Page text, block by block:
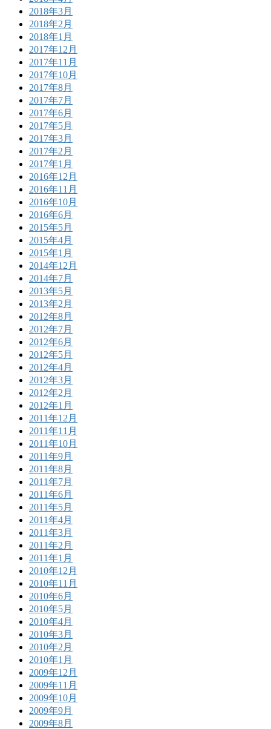
2018年3月
2018年2月
2018年1月
2017年12月
2017年11月
2017年10月
2017年8月
2017年7月
2017年6月
2017年5月
2017年3月
2017年2月
2017年1月
2016年12月
2016年11月
2016年10月
2016年6月
2015年5月
2015年4月
2015年1月
2014年12月
2014年7月
2013年5月
2013年2月
2012年8月
2012年7月
2012年6月
2012年5月
2012年4月
2012年3月
2012年2月
2012年1月
2011年12月
2011年11月
2011年10月
2011年9月
2011年8月
2011年7月
2011年6月
2011年5月
2011年4月
2011年3月
2011年2月
2011年1月
2010年12月
2010年11月
2010年6月
2010年5月
2010年4月
2010年3月
2010年2月
2010年1月
2009年12月
2009年11月
2009年10月
2009年9月
2009年8月